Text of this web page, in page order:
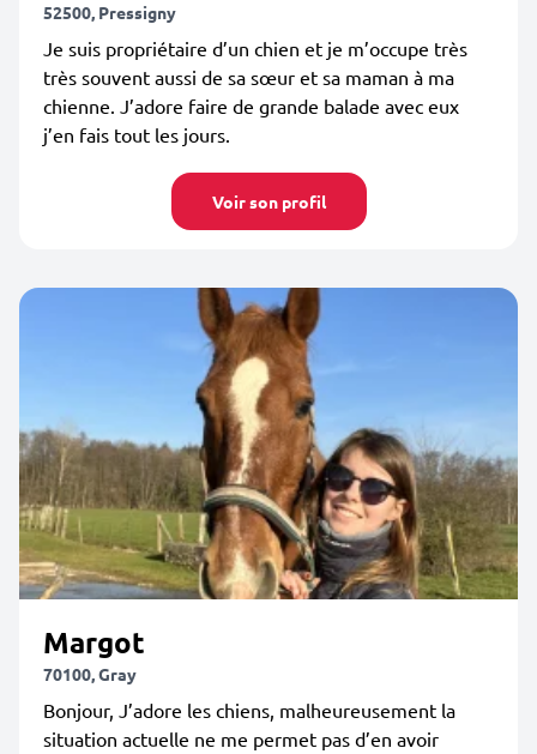
52500, Pressigny
Je suis propriétaire d’un chien et je m’occupe très
très souvent aussi de sa sœur et sa maman à ma
chienne. J’adore faire de grande balade avec eux
j’en fais tout les jours.
Voir son profil
Margot
70100, Gray
Bonjour, J’adore les chiens, malheureusement la
situation actuelle ne me permet pas d’en avoir